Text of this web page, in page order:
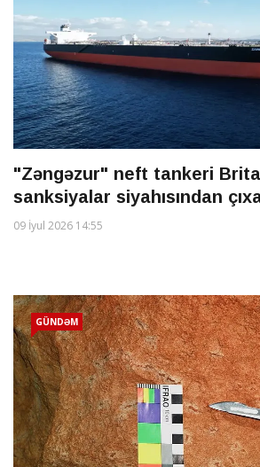
"Zəngəzur" neft tankeri
sanksiyalar siyahısından
09 İyul 2026 14:55
GÜNDƏM